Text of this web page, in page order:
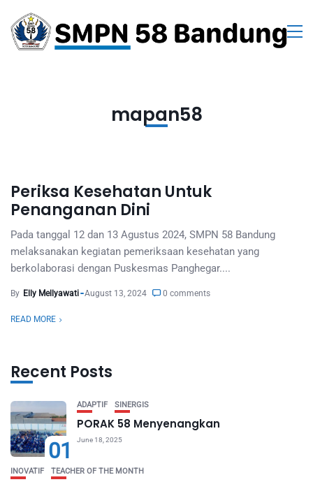
mapan58
Periksa Kesehatan Untuk
Penanganan Dini
Pada tanggal 12 dan 13 Agustus 2024, SMPN 58 Bandung
melaksanakan kegiatan pemeriksaan kesehatan yang
berkolaborasi dengan Puskesmas Panghegar....
By Elly Mellyawati August 13, 2024 0 comments
READ MORE
Recent Posts
01
ADAPTIF SINERGIS
PORAK 58 Menyenangkan
June 18, 2025
INOVATIF TEACHER OF THE MONTH